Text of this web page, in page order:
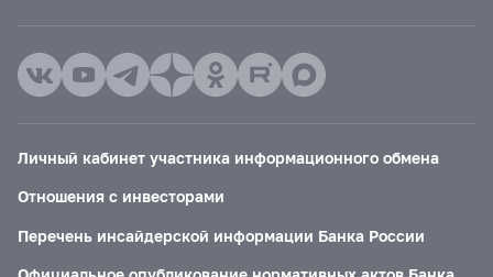
Личный кабинет участника информационного обмена
Отношения с инвесторами
Перечень инсайдерской информации Банка России